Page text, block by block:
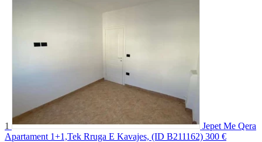
1
Jepet Me Qera
Apartament 1+1,Tek Rruga E Kavajes, (ID B211162) 300 €